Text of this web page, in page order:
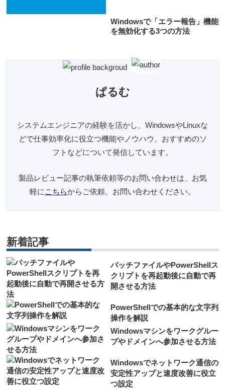
Windowsで「エラー報告」機能
を無効化する3つの方法
ぱるむ
システムエンジニアの経験を活かし、WindowsやLinuxな
どで仕事効率化に役立つ機能やノウハウ、おすすめのソ
フトなどについて発信しています。
製品レビュー記事の執筆依頼等のお問い合わせは、お気
軽に こちらからご依頼、お問い合わせください。
新着記事
バッチファイルやPowerShellス
クリプトを再起動後に自動で再
開させる方法
PowerShellでの基本的な文字列
操作を解説
Windowsマシンをワークグルー
プやドメインへ参加させる方法
Windowsでネットワーク通信の
安定性アップと速度改善に役立
つ設定